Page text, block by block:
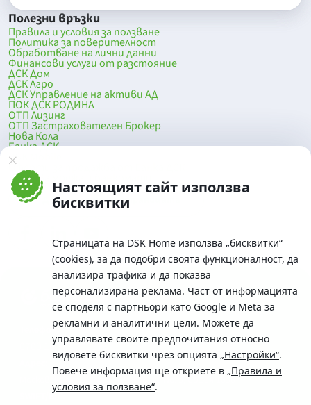
Настоящият сайт използва
бисквитки
Страницата на DSK Home използва „бисквитки“
(cookies), за да подобри своята функционалност, да
анализира трафика и да показва
персонализирана реклама. Част от информацията
се споделя с партньори като Google и Meta за
рекламни и аналитични цели. Можете да
управлявате своите предпочитания относно
видовете бисквитки чрез опцията „Настройки“.
Повече информация ще откриете в „Правила и
условия за ползване“.
Полезни връзки
Правила и условия за ползване
Политика за поверителност
Обработване на лични данни
Финансови услуги от разстояние
ДСК Дом
ДСК Агро
ДСК Управление на активи АД
ПОК ДСК РОДИНА
ОТП Лизинг
ОТП Застрахователен Брокер
Нова Кола
Банка ДСК
DSK Mobile
Оферти за продажба от Банка ДСК
Клонова мрежа и банкомати
До началото на страницата
Телефон:
0700 10 375 / *2375
Московска No.19 / ул. Г. Бенковски No. 5, София 1036
SWIFT/BIC: